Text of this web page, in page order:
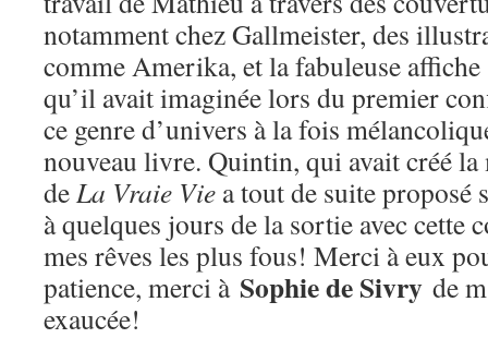
notamment chez Gallmeister, des
comme Amerika, et la fabuleuse
qu’il avait imaginée lors du premier
ce genre d’univers à la fois
nouveau livre. Quintin, qui avait créé
deLa Vraie Vie a tout de suite proposé
à quelques jours de la sortie avec cette
mes rêves les plus fous! Merci à eux
patience, merci à Sophie de Sivry de
exaucée!